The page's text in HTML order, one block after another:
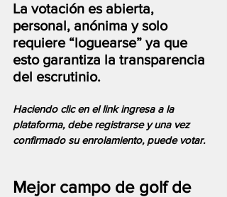
La votación es abierta,
personal, anónima y solo
requiere “loguearse” ya que
esto garantiza la transparencia
del escrutinio.
Haciendo clic en el link ingresa a la
plataforma, debe registrarse y una vez
confirmado su enrolamiento, puede votar.
Mejor campo de golf de